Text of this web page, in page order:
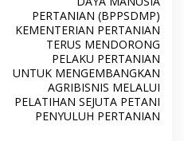
PERTANIAN (BPPSDMP)
KEMENTERIAN PERTANIAN
TERUS MENDORONG
PELAKU PERTANIAN
UNTUK MENGEMBANGKAN
AGRIBISNIS MELALUI
PELATIHAN SEJUTA PETANI
PENYULUH PERTANIAN